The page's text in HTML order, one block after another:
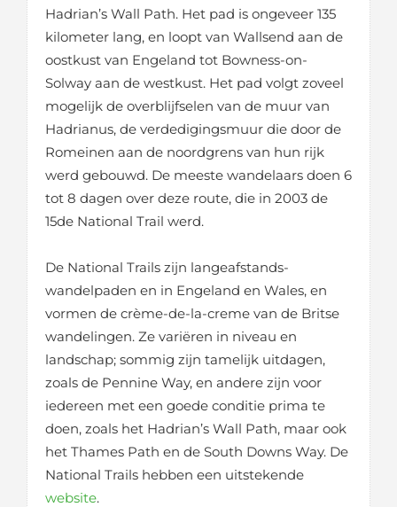
Hadrian’s Wall Path. Het pad is ongeveer 135
kilometer lang, en loopt van Wallsend aan de
oostkust van Engeland tot Bowness-on-
Solway aan de westkust. Het pad volgt zoveel
mogelijk de overblijfselen van de muur van
Hadrianus, de verdedigingsmuur die door de
Romeinen aan de noordgrens van hun rijk
werd gebouwd. De meeste wandelaars doen 6
tot 8 dagen over deze route, die in 2003 de
15de National Trail werd.
De National Trails zijn langeafstands-
wandelpaden en in Engeland en Wales, en
vormen de crème-de-la-creme van de Britse
wandelingen. Ze variëren in niveau en
landschap; sommig zijn tamelijk uitdagen,
zoals de Pennine Way, en andere zijn voor
iedereen met een goede conditie prima te
doen, zoals het Hadrian’s Wall Path, maar ook
het Thames Path en de South Downs Way. De
National Trails hebben een uitstekende
website.